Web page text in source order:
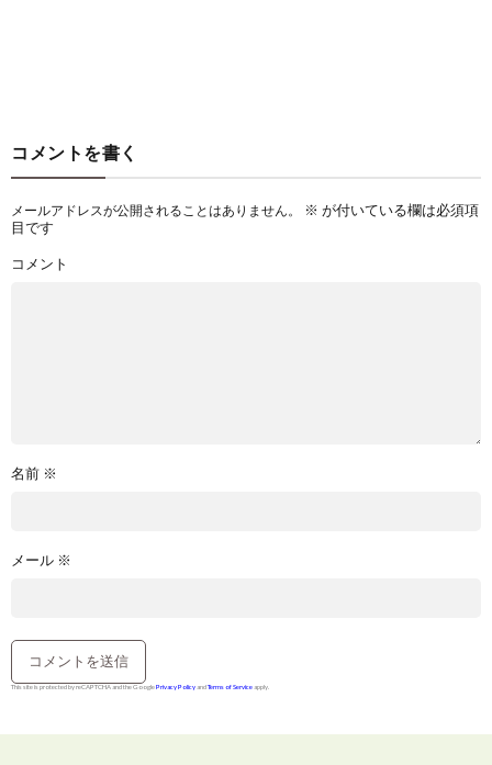
コメントを書く
メールアドレスが公開されることはありません。 ※ が付いている欄は必須項
目です
コメント
名前 ※
メール ※
This site is protected by reCAPTCHA and the GooglePrivacy PolicyandTerms of Serviceapply.